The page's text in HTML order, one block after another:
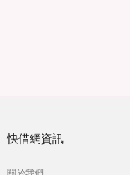
快借網資訊